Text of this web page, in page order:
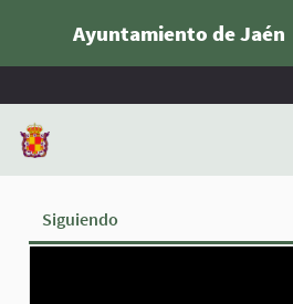
Ayuntamiento de Jaén
Siguiendo